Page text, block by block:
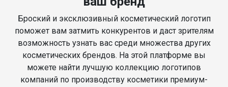
Броский и эксклюзивный косметический логотип
поможет вам затмить конкурентов и даст зрителям
возможность узнать вас среди множества других
косметических брендов. На этой платформе вы
можете найти лучшую коллекцию логотипов
компаний по производству косметики премиум-